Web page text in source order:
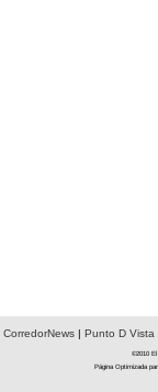
CorredorNews| Punto D Vista
©2010 El
Página Optimizada